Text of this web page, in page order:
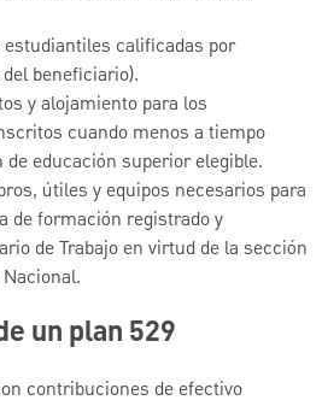
estudiantiles calificadas por
beneficiario).
y alojamiento para los
cuando menos a tiempo
educación superior elegible.
útiles y equipos necesarios para
de formación registrado y
de Trabajo en virtud de la sección
un plan 529
contribuciones de efectivo